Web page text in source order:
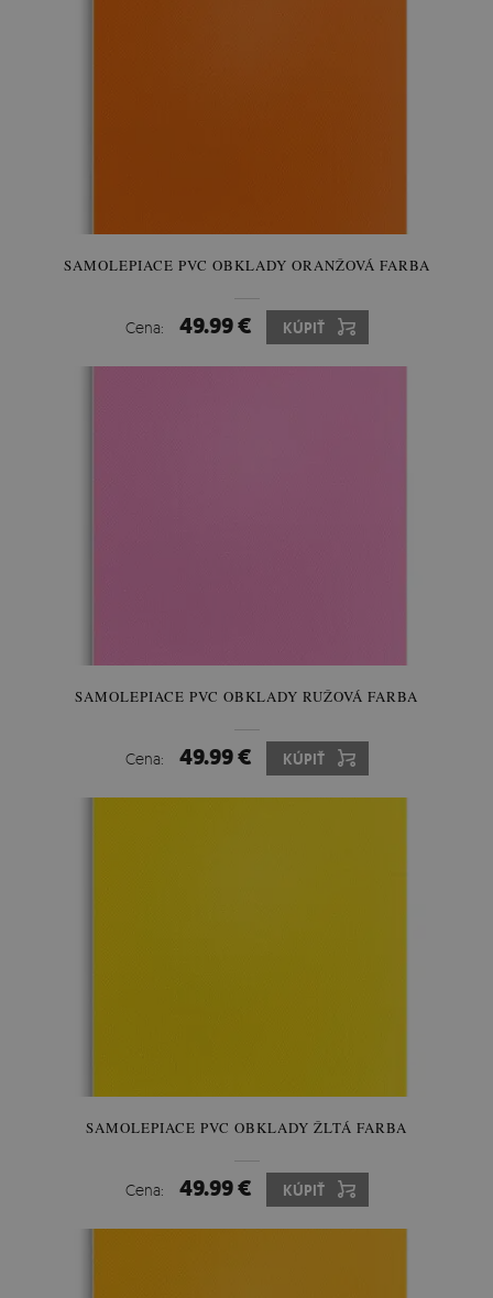
SAMOLEPIACE PVC OBKLADY ORANŽOVÁ FARBA
Cena: 49.99 € KÚPIŤ
SAMOLEPIACE PVC OBKLADY RUŽOVÁ FARBA
Cena: 49.99 € KÚPIŤ
SAMOLEPIACE PVC OBKLADY ŽLTÁ FARBA
Cena: 49.99 € KÚPIŤ